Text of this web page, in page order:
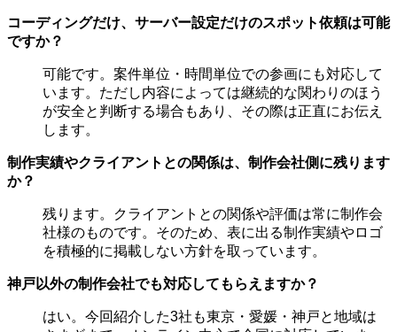
コーディングだけ、サーバー設定だけのスポット依頼は可能
ですか？
可能です。案件単位・時間単位での参画にも対応して
います。ただし内容によっては継続的な関わりのほう
が安全と判断する場合もあり、その際は正直にお伝え
します。
制作実績やクライアントとの関係は、制作会社側に残ります
か？
残ります。クライアントとの関係や評価は常に制作会
社様のものです。そのため、表に出る制作実績やロゴ
を積極的に掲載しない方針を取っています。
神戸以外の制作会社でも対応してもらえますか？
はい。今回紹介した3社も東京・愛媛・神戸と地域は